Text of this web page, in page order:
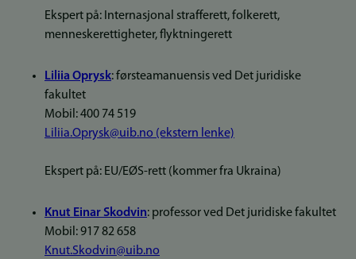
Ekspert på: Internasjonal strafferett, folkerett,
menneskerettigheter, flyktningerett
Liliia Oprysk: førsteamanuensis ved Det juridiske
fakultet
Mobil: 400 74 519
Liliia.Oprysk@uib.no (ekstern lenke)
Ekspert på: EU/EØS-rett (kommer fra Ukraina)
Knut Einar Skodvin: professor ved Det juridiske fakultet
Mobil: 917 82 658
Knut.Skodvin@uib.no